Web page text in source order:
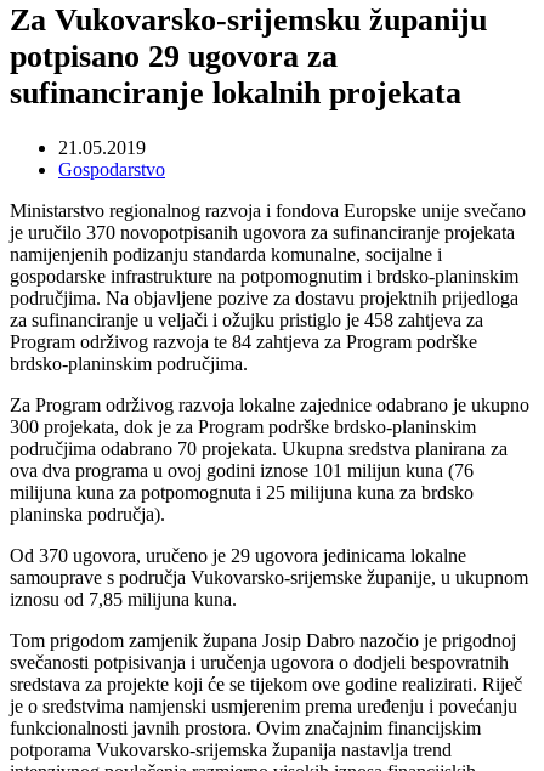
Za Vukovarsko-srijemsku županiju
potpisano 29 ugovora za
sufinanciranje lokalnih projekata
21.05.2019
Gospodarstvo
Ministarstvo regionalnog razvoja i fondova Europske unije svečano
je uručilo 370 novopotpisanih ugovora za sufinanciranje projekata
namijenjenih podizanju standarda komunalne, socijalne i
gospodarske infrastrukture na potpomognutim i brdsko-planinskim
područjima. Na objavljene pozive za dostavu projektnih prijedloga
za sufinanciranje u veljači i ožujku pristiglo je 458 zahtjeva za
Program održivog razvoja te 84 zahtjeva za Program podrške
brdsko-planinskim područjima.
Za Program održivog razvoja lokalne zajednice odabrano je ukupno
300 projekata, dok je za Program podrške brdsko-planinskim
područjima odabrano 70 projekata. Ukupna sredstva planirana za
ova dva programa u ovoj godini iznose 101 milijun kuna (76
milijuna kuna za potpomognuta i 25 milijuna kuna za brdsko
planinska područja).
Od 370 ugovora, uručeno je 29 ugovora jedinicama lokalne
samouprave s područja Vukovarsko-srijemske županije, u ukupnom
iznosu od 7,85 milijuna kuna.
Tom prigodom zamjenik župana Josip Dabro nazočio je prigodnoj
svečanosti potpisivanja i uručenja ugovora o dodjeli bespovratnih
sredstava za projekte koji će se tijekom ove godine realizirati. Riječ
je o sredstvima namjenski usmjerenim prema uređenju i povećanju
funkcionalnosti javnih prostora. Ovim značajnim financijskim
potporama Vukovarsko-srijemska županija nastavlja trend